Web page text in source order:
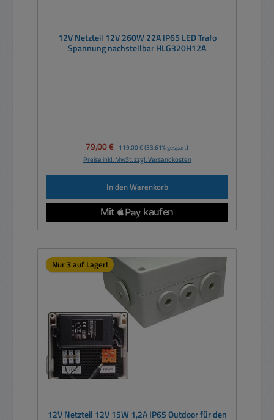
12V Netzteil 12V 260W 22A IP65 LED Trafo
Spannung nachstellbar HLG320H12A
Verkaufspreis:
79,00 € Regulärer Preis:
119,00 € (33.61% gespart)
Preise inkl. MwSt. zzgl. Versandkosten
In den Warenkorb
Nur 3 auf Lager!
12V Netzteil 12V 15W 1,2A IP65 Outdoor für den